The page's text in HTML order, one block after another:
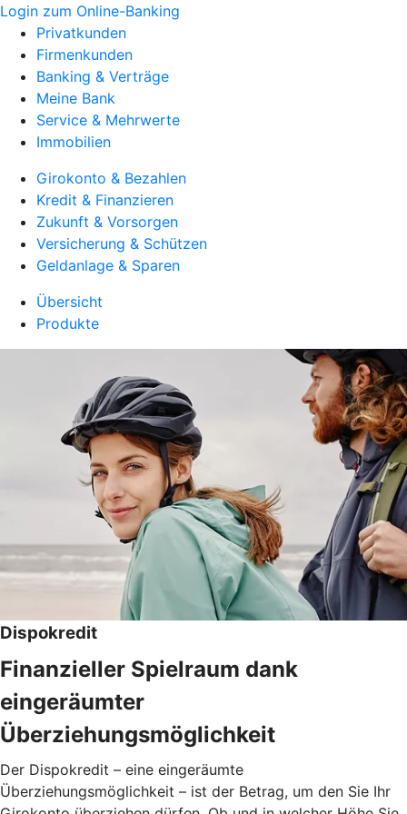
Login zum Online-Banking
Privatkunden
Firmenkunden
Banking & Verträge
Meine Bank
Service & Mehrwerte
Immobilien
Girokonto & Bezahlen
Kredit & Finanzieren
Zukunft & Vorsorgen
Versicherung & Schützen
Geldanlage & Sparen
Übersicht
Produkte
Dispokredit
Finanzieller Spielraum dank
eingeräumter
Überziehungsmöglichkeit
Der Dispokredit – eine eingeräumte
Überziehungsmöglichkeit – ist der Betrag, um den Sie Ihr